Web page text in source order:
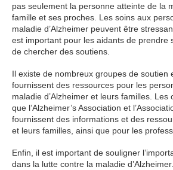
pas seulement la personne atteinte de la
famille et ses proches. Les soins aux
maladie d’Alzheimer peuvent être
est important pour les aidants de prendre
de chercher des soutiens.
Il existe de nombreux groupes de soutien
fournissent des ressources pour les
maladie d’Alzheimer et leurs familles. Les
que l’Alzheimer’s Association et
fournissent des informations et des
et leurs familles, ainsi que pour les
Enfin, il est important de souligner
dans la lutte contre la maladie